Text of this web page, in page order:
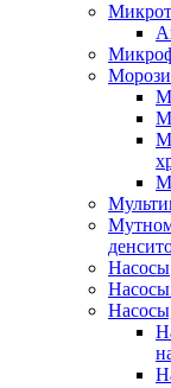
Насосы
Насосы